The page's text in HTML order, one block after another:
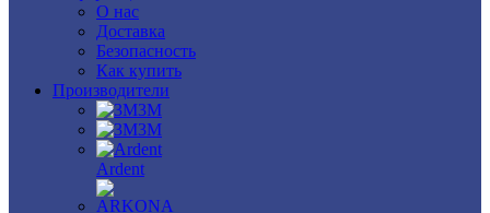
О нас
Доставка
Безопасность
Как купить
Производители
3M
3М
Ardent